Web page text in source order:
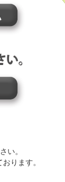
い。
ります。